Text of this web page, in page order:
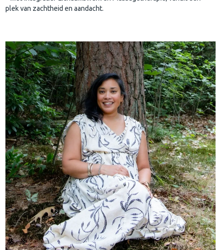
plek van zachtheid en aandacht.